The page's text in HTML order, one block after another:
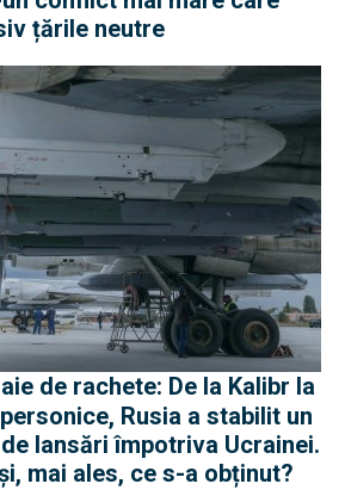
țările neutre
Rusia a stabilit un
lansări împotriva Ucrainei.
mai ales, ce s-a obținut?